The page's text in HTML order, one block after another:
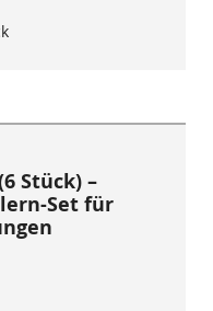
Stück) –
Set für